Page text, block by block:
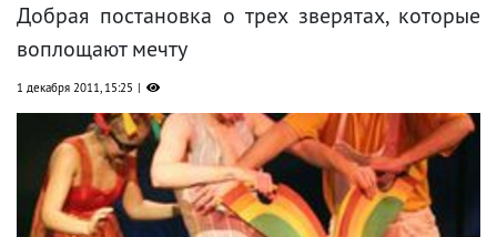
Добрая постановка о трех зверятах, которые
воплощают мечту
1 декабря 2011, 15:25